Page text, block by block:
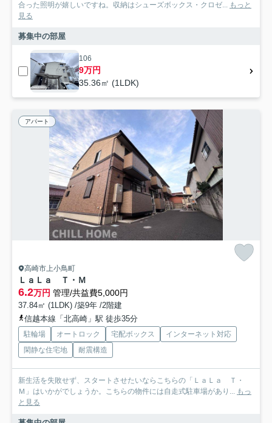
合った照明が嬉しいですね。収納はシューズボックス・クロゼ... もっと
見る
募集中の部屋
106
9万円
35.36㎡ (1LDK)
アパート
高崎市上小鳥町
ＬａＬａ Ｔ・Ｍ
6.2万円 管理/共益費5,000円
37.84㎡ (1LDK) /築9年 /2階建
信越本線「北高崎」駅 徒歩35分
駐輪場 オートロック 宅配ボックス
インターネット対応
閑静な住宅地
耐震構造
新生活を失敗せず、スタートさせたいならこちらの「ＬａＬａ Ｔ・
Ｍ」はいかがでしょうか。こちらの物件には自走式駐車場があり... もっ
と見る